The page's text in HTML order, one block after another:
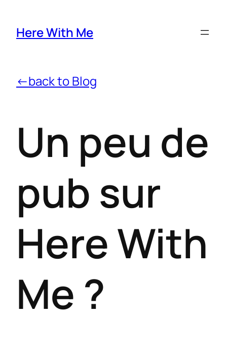
Here With Me
←back to Blog
Un peu de
pub sur
Here With
Me ?